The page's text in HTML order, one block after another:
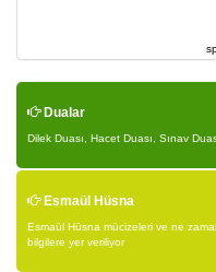
Dualar
Dilek Duası, Hacet Duası, Sınav
Esmaül Hüsna
Esmaül Hüsna mücizeleri ve ne
bilgilere yer veriliyor